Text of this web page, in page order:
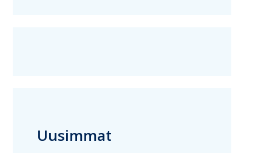
Uusimmat